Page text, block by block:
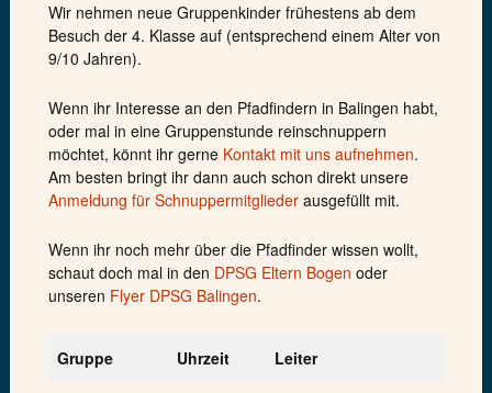
Wir nehmen neue Gruppenkinder frühestens ab dem
Besuch der 4. Klasse auf (entsprechend einem Alter von
9/10 Jahren).
Wenn ihr Interesse an den Pfadfindern in Balingen habt,
oder mal in eine Gruppenstunde reinschnuppern
möchtet, könnt ihr gerne Kontakt mit uns aufnehmen.
Am besten bringt ihr dann auch schon direkt unsere
Anmeldung für Schnuppermitglieder ausgefüllt mit.
Wenn ihr noch mehr über die Pfadfinder wissen wollt,
schaut doch mal in den DPSG Eltern Bogen oder
unseren Flyer DPSG Balingen.
Gruppe Uhrzeit Leiter